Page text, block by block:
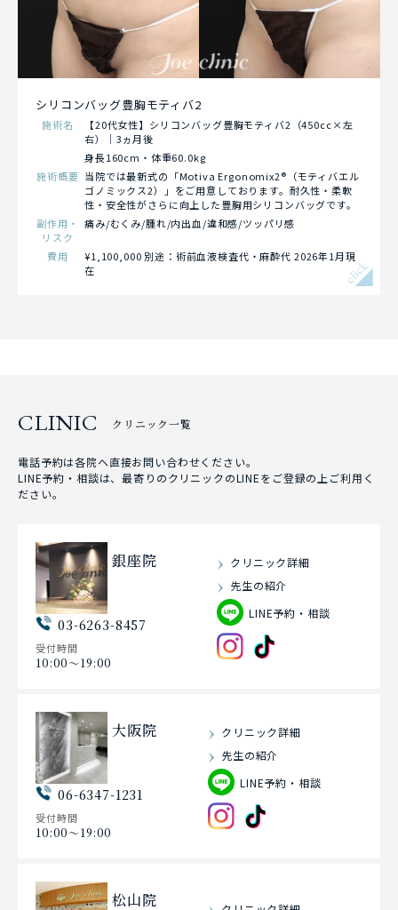
シリコンバッグ豊胸モティバ2
施術名
【20代女性】シリコンバッグ豊胸モティバ2（450cc×左
右）｜3ヵ月後
身長160cm・体重60.0kg
施術概要 当院では最新式の「Motiva Ergonomix2®（モティバエル
ゴノミックス2）」をご用意しております。耐久性・柔軟
性・安全性がさらに向上した豊胸用シリコンバッグです。
副作用・
リスク
痛み/むくみ/腫れ/内出血/違和感/ツッパリ感
費用
¥1,100,000 別途：術前血液検査代・麻酔代 2026年1月現
在
click
CLINIC クリニック一覧
電話予約は各院へ直接お問い合わせください。
LINE予約・相談は、最寄りのクリニックのLINEをご登録の上ご利用く
ださい。
銀座院
03-6263-8457
受付時間
10:00〜19:00
クリニック詳細
先生の紹介
LINE予約・相談
大阪院
06-6347-1231
受付時間
10:00〜19:00
クリニック詳細
先生の紹介
LINE予約・相談
松山院